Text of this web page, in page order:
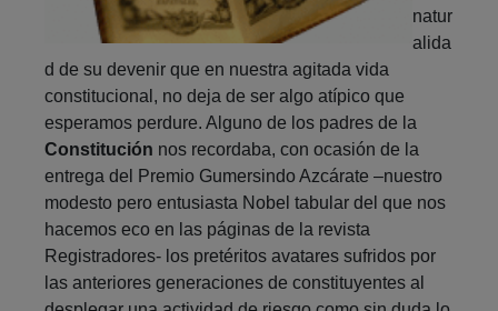
natur
alida
d de su devenir que en nuestra agitada vida
constitucional, no deja de ser algo atípico que
esperamos perdure. Alguno de los padres de la
Constitución nos recordaba, con ocasión de la
entrega del Premio Gumersindo Azcárate –nuestro
modesto pero entusiasta Nobel tabular del que nos
hacemos eco en las páginas de la revista
Registradores- los pretéritos avatares sufridos por
las anteriores generaciones de constituyentes al